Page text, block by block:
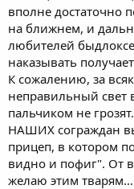
вполне достаточно
на ближнем, и
любителей
наказывать
К сожалению, за
неправильный свет
пальчиком не
НАШИХ сограждан
прицеп, в котором
видно и пофиг". От
желаю этим